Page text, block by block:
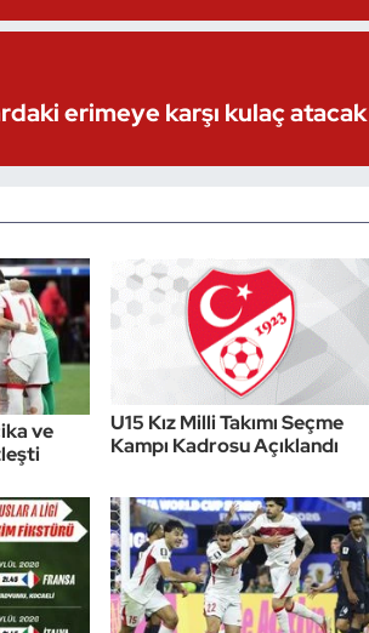
erimeye karşı kulaç atacak
ve
U15 Kız Milli Takımı Seçme
Kampı Kadrosu Açıklandı